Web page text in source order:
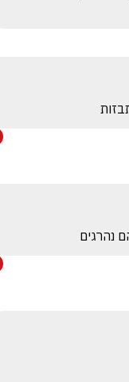
נהרגים